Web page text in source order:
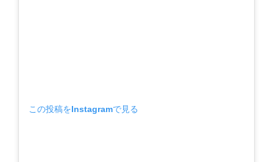
この投稿をInstagramで見る